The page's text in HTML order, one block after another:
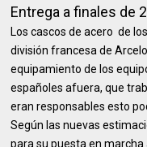
Entrega a finales de
Los cascos de acero de
división francesa de
equipamiento de los
españoles afuera, que
eran responsables esto
Según las nuevas
para su puesta en marcha